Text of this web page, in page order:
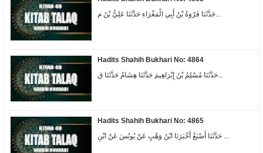
حَدَّثَنَا فَرْوَةُ بْنُ أَبِي الْمَغْرَاءِ حَدَّثَنَا عَلِيُّ بْنُ م...
Hadits Shahih Bukhari No: 4864
حَدَّثَنَا مُسْلِمُ بْنُ إِبْرَاهِيمَ حَدَّثَنَا هِشَامٌ حَدَّثَنَا ق...
Hadits Shahih Bukhari No: 4865